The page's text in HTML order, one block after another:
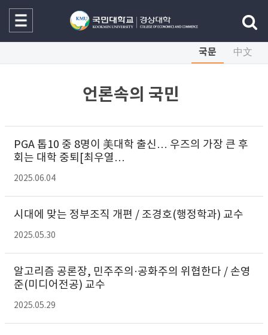
국문 中文
언론속의 국민
PGA 톱10 중 8명이 美대학 출신… 우즈의 가장 큰 후
회는 대학 중퇴[최우열…
2025.06.04
시대에 맞는 정부조직 개편 / 조경호(행정학과) 교수
2025.05.30
알고리즘 공론장, 민주주의·공화주의 위협한다 / 손영
준(미디어전공) 교수
2025.05.29